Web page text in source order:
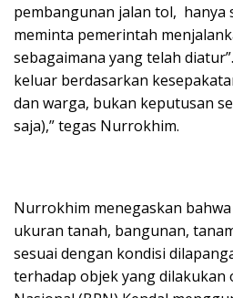
pembangunan jalan tol, hanya
meminta pemerintah
sebagaimana yang telah
keluar berdasarkan
dan warga, bukan keputusan
saja),” tegas Nurrokhim.
Nurrokhim menegaskan
ukuran tanah, bangunan,
sesuai dengan kondisi
terhadap objek yang dilakukan